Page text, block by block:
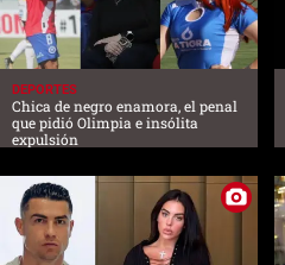
DEPORTES
Chica de negro enamora, el penal
que pidió Olimpia e insólita
expulsión